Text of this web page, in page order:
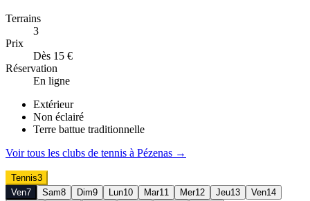
Terrains
3
Prix
Dès 15 €
Réservation
En ligne
Extérieur
Non éclairé
Terre battue traditionnelle
Voir tous les clubs de tennis à Pézenas →
Tennis3
Ven7 Sam8 Dim9 Lun10 Mar11 Mer12 Jeu13 Ven14